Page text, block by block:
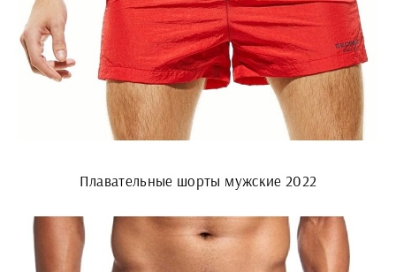
Плавательные шорты мужские 2022